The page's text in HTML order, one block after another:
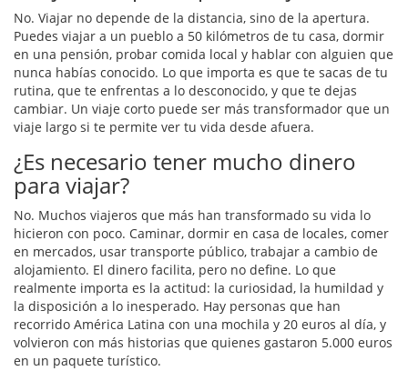
No. Viajar no depende de la distancia, sino de la apertura.
Puedes viajar a un pueblo a 50 kilómetros de tu casa, dormir
en una pensión, probar comida local y hablar con alguien que
nunca habías conocido. Lo que importa es que te sacas de tu
rutina, que te enfrentas a lo desconocido, y que te dejas
cambiar. Un viaje corto puede ser más transformador que un
viaje largo si te permite ver tu vida desde afuera.
¿Es necesario tener mucho dinero
para viajar?
No. Muchos viajeros que más han transformado su vida lo
hicieron con poco. Caminar, dormir en casa de locales, comer
en mercados, usar transporte público, trabajar a cambio de
alojamiento. El dinero facilita, pero no define. Lo que
realmente importa es la actitud: la curiosidad, la humildad y
la disposición a lo inesperado. Hay personas que han
recorrido América Latina con una mochila y 20 euros al día, y
volvieron con más historias que quienes gastaron 5.000 euros
en un paquete turístico.